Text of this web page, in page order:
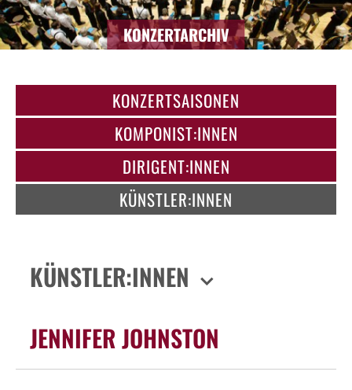
KONZERTARCHIV
KONZERTSAISONEN
KOMPONIST:INNEN
DIRIGENT:INNEN
KÜNSTLER:INNEN
KÜNSTLER:INNEN
JENNIFER JOHNSTON